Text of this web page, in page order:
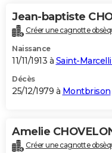
Jean-baptiste
Créer une cagnotte
Naissance
11/11/1913 à Saint-
Décès
25/12/1979 à Montbrison
Amelie
Créer une cagnotte